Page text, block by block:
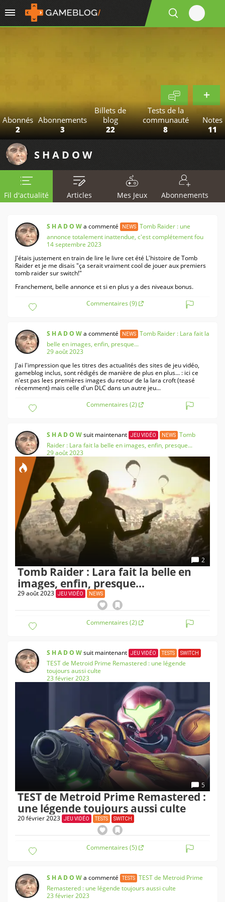
Abonnés
2
Abonnements
3
Billets de
blog
22
Tests de la
communauté
8
Notes
11
S H A D O W
Fil d'actualité Articles Mes Jeux Abonnements
S H A D O Wa commenté NEWS
Tomb Raider : une
annonce totalement inattendue, c'est complétement fou
14 septembre 2023
J'étais justement en train de lire le livre cet été L'histoire de Tomb
Raider et je me disais "ça serait vraiment cool de jouer aux premiers
tomb raider sur switch!"
Franchement, belle annonce et si en plus y a des niveaux bonus.
Commentaires (9)
S H A D O Wa commenté NEWS
Tomb Raider : Lara fait la
belle en images, enfin, presque...
29 août 2023
J'ai l'impression que les titres des actualités des sites de jeu vidéo,
gameblog inclus, sont rédigés de manière de plus en plus... : ici ce
n'est pas lees premières images du retour de la lara croft (teasé
récemment) mais celle d'un DLC dans un autre jeu...
Commentaires (2)
S H A D O Wsuit maintenant JEU VIDÉO NEWS
Tomb
Raider : Lara fait la belle en images, enfin, presque...
29 août 2023
2
Tomb Raider : Lara fait la belle en
images, enfin, presque...
29 août 2023 JEU VIDÉO NEWS
Commentaires (2)
S H A D O Wsuit maintenant JEU VIDÉO TESTS SWITCH
TEST de Metroid Prime Remastered : une légende
toujours aussi culte
23 février 2023
5
TEST de Metroid Prime Remastered :
une légende toujours aussi culte
20 février 2023 JEU VIDÉO TESTS SWITCH
Commentaires (5)
S H A D O Wa commenté TESTS
TEST de Metroid Prime
Remastered : une légende toujours aussi culte
23 février 2023